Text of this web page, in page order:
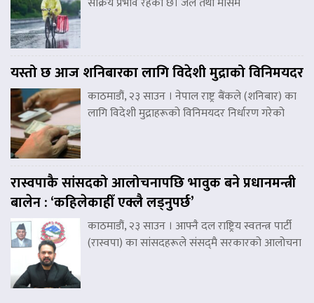
यस्तो छ आज शनिबारका लागि विदेशी मुद्राको विनिमयदर
काठमाडौं, २३ साउन । नेपाल राष्ट्र बैंकले (शनिबार) का
लागि विदेशी मुद्राहरूको विनिमयदर निर्धारण गरेको
रास्वपाकै सांसदको आलोचनापछि भावुक बने प्रधानमन्त्री
बालेन : ‘कहिलेकाहीँ एक्लै लड्नुपर्छ’
काठमाडौं, २३ साउन । आफ्नै दल राष्ट्रिय स्वतन्त्र पार्टी
(रास्वपा) का सांसदहरूले संसद्‌मै सरकारको आलोचना